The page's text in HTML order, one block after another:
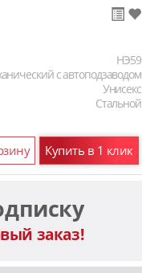
HЭ59
с автоподзаводом
Унисекс
Стальной
Купить в 1 клик
заказ!